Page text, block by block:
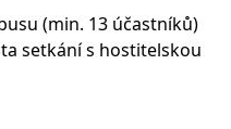
(min. 13 účastníků)
setkání s hostitelskou